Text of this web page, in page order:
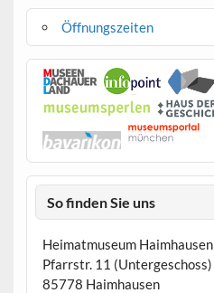
Öffnungszeiten
So finden Sie uns
Heimatmuseum Haimhausen
Pfarrstr. 11 (Untergeschoss)
85778 Haimhausen